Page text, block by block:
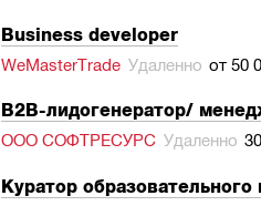
Business developer
WeMasterTrade Удаленно от 50
B2B-лидогенератор/
ООО СОФТРЕСУРС Удаленно
Куратор образовательного